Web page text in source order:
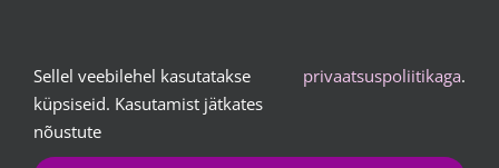
vesta@kangakoi.ee
Sellel veebilehel kasutatakse
küpsiseid. Kasutamist jätkates
nõustute
privaatsuspoliitikaga.